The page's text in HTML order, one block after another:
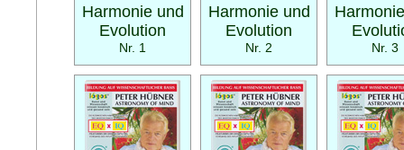
Harmonie und
Evolution
Nr. 1
Harmonie und
Evolution
Nr. 2 Nr. 3